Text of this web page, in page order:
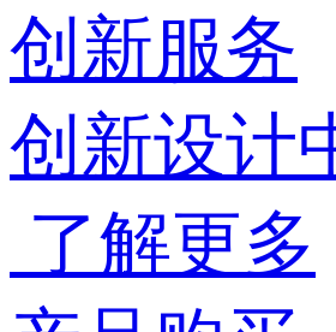
创新服务
创新设计
了解更多